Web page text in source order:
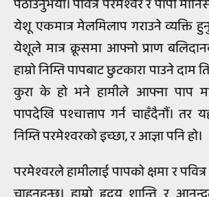
पठाउनुभयो। पवित्र परमेश्‍वर र पापी
येशू एकमात्र मेलमिलाप गराउने व्यक्ति
येशूले मात्र क्रूसमा आफ्नो प्राण
हाम्रो निम्ति पापबाट छुटकारा पाउने दाम
कुरा के हो भने हामीले आफ्ना पाप
पापदेखि पश्चात्ताप गर्न चाहँदैनौं। तर
निम्ति परमेश्‍वरको इच्छा, र आज्ञा पनि हो।
परमेश्‍वरले हामीलाई पापको क्षमा र